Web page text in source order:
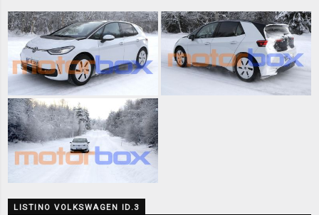
LISTINO VOLKSWAGEN ID.3